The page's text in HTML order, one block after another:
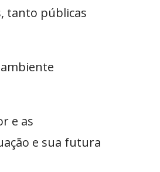
tanto públicas
e as
e sua futura